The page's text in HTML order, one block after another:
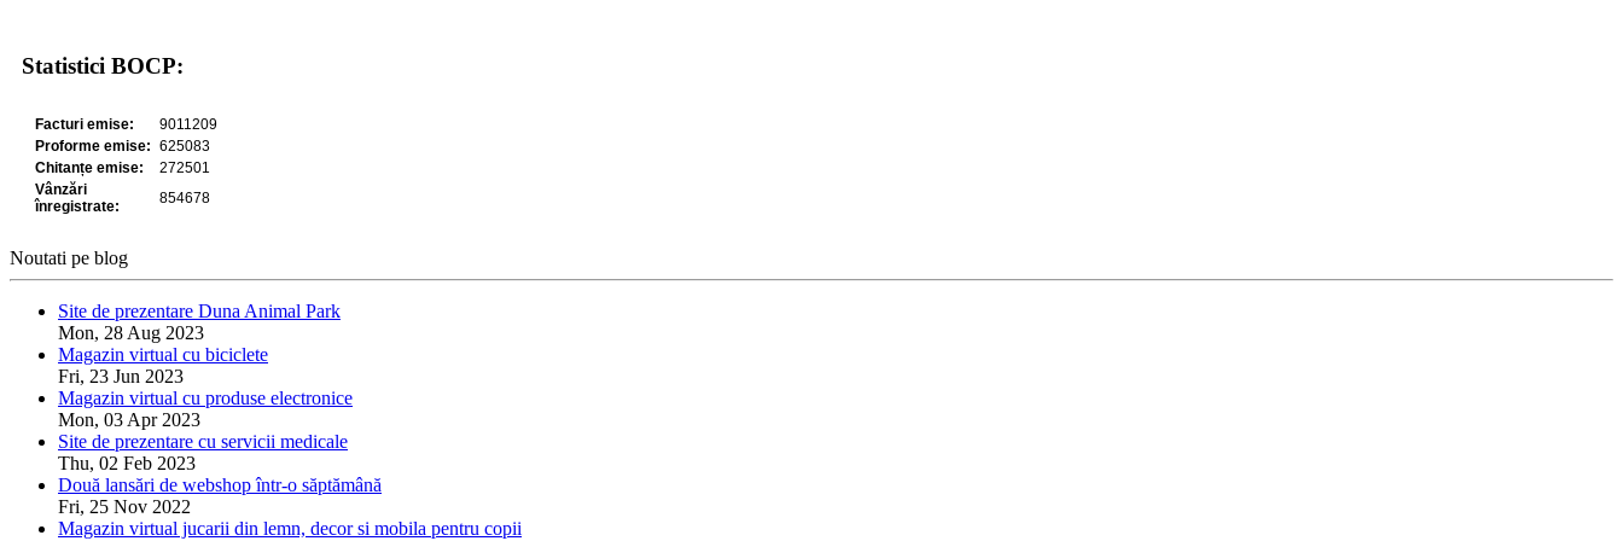
Statistici BOCP:
Noutati pe blog
Site de prezentare Duna Animal Park
Mon, 28 Aug 2023
Magazin virtual cu biciclete
Fri, 23 Jun 2023
Magazin virtual cu produse electronice
Mon, 03 Apr 2023
Site de prezentare cu servicii medicale
Thu, 02 Feb 2023
Două lansări de webshop într-o săptămână
Fri, 25 Nov 2022
Magazin virtual jucarii din lemn, decor si mobila pentru copii